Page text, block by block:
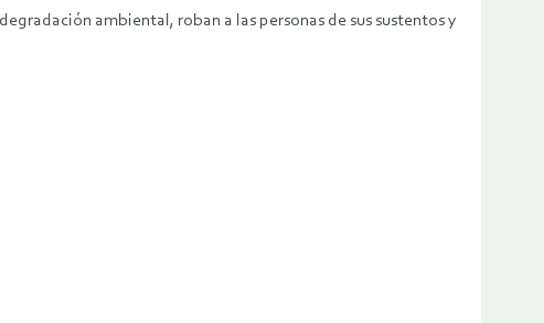
ambiental, roban a las personas de sus sustentos y